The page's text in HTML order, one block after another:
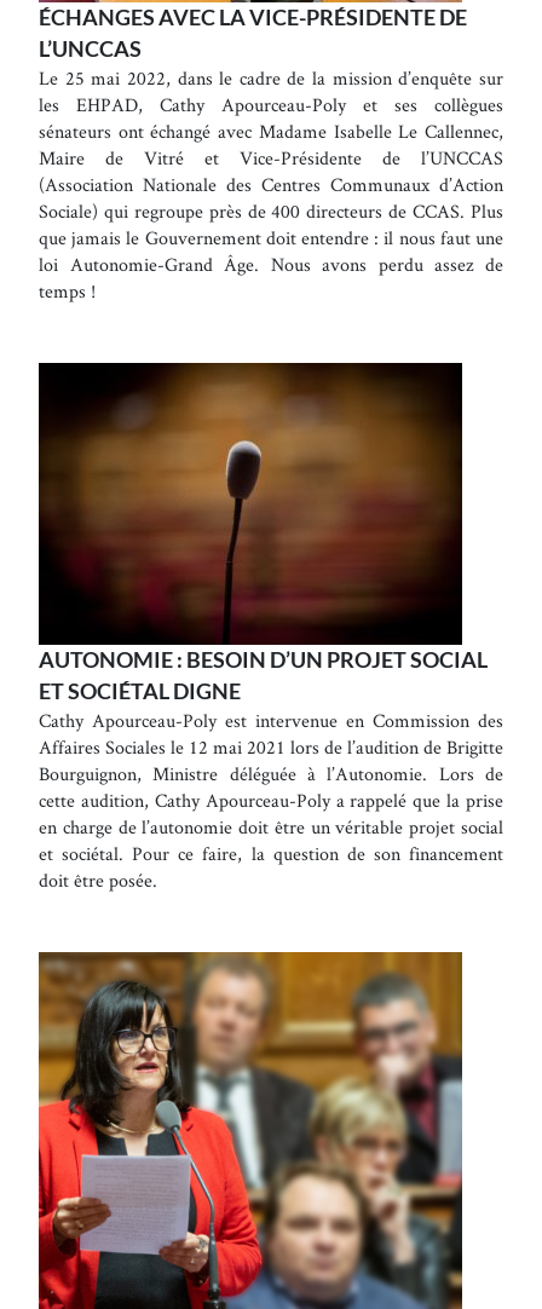
ÉCHANGES AVEC LA VICE-PRÉSIDENTE DE
L’UNCCAS
Le 25 mai 2022, dans le cadre de la mission d’enquête sur
les EHPAD, Cathy Apourceau-Poly et ses collègues
sénateurs ont échangé avec Madame Isabelle Le Callennec,
Maire de Vitré et Vice-Présidente de l’UNCCAS
(Association Nationale des Centres Communaux d’Action
Sociale) qui regroupe près de 400 directeurs de CCAS. Plus
que jamais le Gouvernement doit entendre : il nous faut une
loi Autonomie-Grand Âge. Nous avons perdu assez de
temps !
AUTONOMIE : BESOIN D’UN PROJET SOCIAL
ET SOCIÉTAL DIGNE
Cathy Apourceau-Poly est intervenue en Commission des
Affaires Sociales le 12 mai 2021 lors de l’audition de Brigitte
Bourguignon, Ministre déléguée à l’Autonomie. Lors de
cette audition, Cathy Apourceau-Poly a rappelé que la prise
en charge de l’autonomie doit être un véritable projet social
et sociétal. Pour ce faire, la question de son financement
doit être posée.